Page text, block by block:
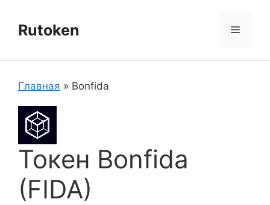
содержимому
Rutoken Меню
Главная » Bonfida
Токен Bonfida
(FIDA)